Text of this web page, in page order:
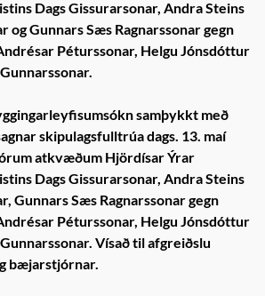
Dags Gissurarsonar, Andra Steins
og Gunnars Sæs Ragnarssonar gegn
Péturssonar, Helgu Jónsdóttur
samþykkt með
skipulagsfulltrúa dags. 13. maí
atkvæðum Hjördísar Ýrar
Dags Gissurarsonar, Andra Steins
Gunnars Sæs Ragnarssonar gegn
Péturssonar, Helgu Jónsdóttur
Vísað til afgreiðslu
bæjarstjórnar.